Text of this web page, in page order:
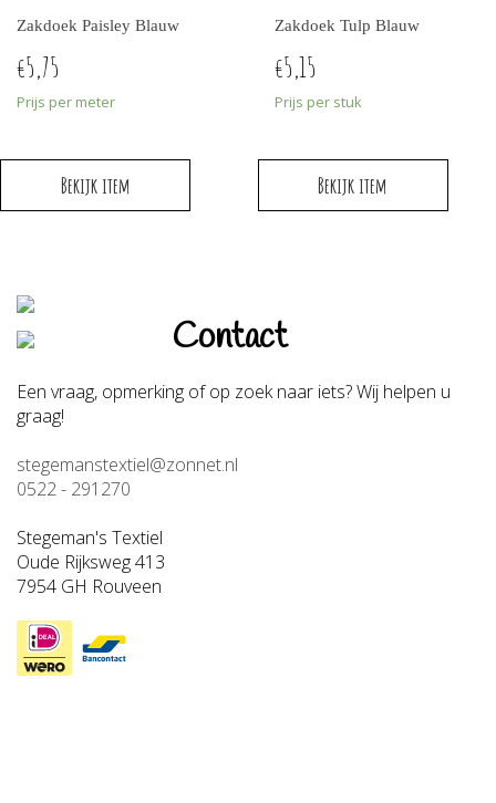
Zakdoek Paisley Blauw
€5,75
Prijs per meter
Bekijk item
Zakdoek Tulp Blauw
€5,15
Prijs per stuk
Bekijk item
Contact
Een vraag, opmerking of op zoek naar iets? Wij helpen u
graag!
stegemanstextiel@zonnet.nl
0522 - 291270
Stegeman's Textiel
Oude Rijksweg 413
7954 GH Rouveen